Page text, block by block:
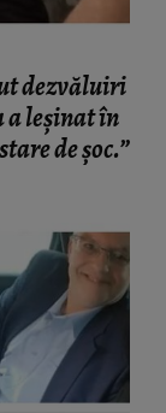
dezvăluiri
a leșinat în
de șoc.”